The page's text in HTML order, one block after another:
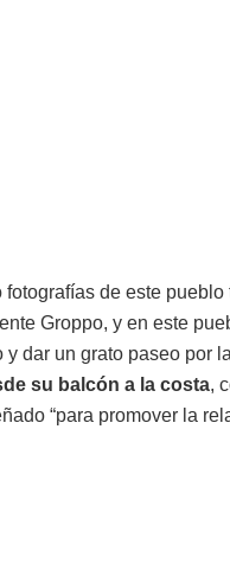
de este
Groppo, y en este
dar un grato paseo por
su balcón a la costa,
“para promover la